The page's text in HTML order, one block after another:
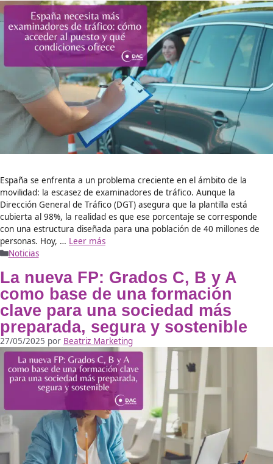
¿Te apasiona la conducción y sueñas con convertir esa
profesión estable, bien remunerada y con impacto social?
objetivo es enseñar a conducir y formar conductores
año 2025 es el momento perfecto para dar el salto. En
descubrirás dónde estudiar para ser profesor de
España, cuáles son …
Leer más
Noticias
La importancia de la
las normas de circulación:
nuevas señales y el caso de
15e
14/10/2025 por Beatriz Marketing
Conocer y comprender las normas de circulación es
para garantizar una conducción segura y responsable. Por